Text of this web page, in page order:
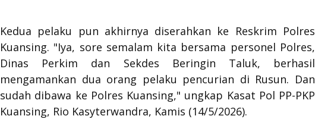
Kedua pelaku pun akhirnya diserahkan ke Reskrim Polres
Kuansing. "Iya, sore semalam kita bersama personel Polres,
Dinas Perkim dan Sekdes Beringin Taluk, berhasil
mengamankan dua orang pelaku pencurian di Rusun. Dan
sudah dibawa ke Polres Kuansing," ungkap Kasat Pol PP-PKP
Kuansing, Rio Kasyterwandra, Kamis (14/5/2026).